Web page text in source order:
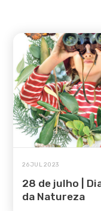
26 JUL 2023
28 de julho |
da Natureza